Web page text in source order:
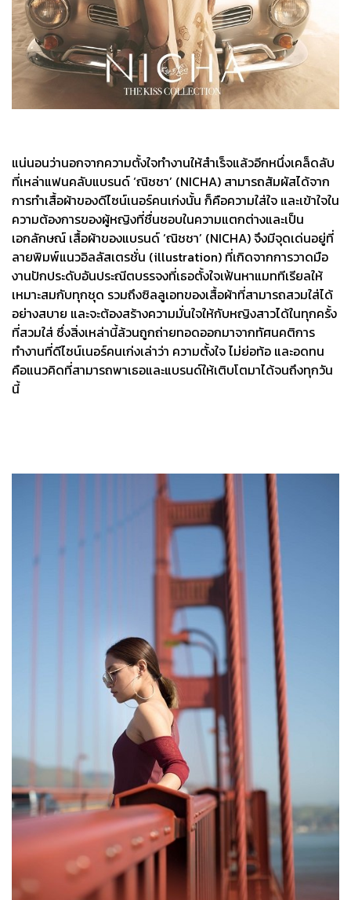
แน่นอนว่านอกจากความตั้งใจทำงานให้สำเร็จแล้วอีกหนึ่งเคล็ดลับ
ที่เหล่าแฟนคลับแบรนด์ ‘ณิชชา’ (NICHA) สามารถสัมผัสได้จาก
การทำเสื้อผ้าของดีไซน์เนอร์คนเก่งนั้น ก็คือความใส่ใจ และเข้าใจใน
ความต้องการของผู้หญิงที่ชื่นชอบในความแตกต่างและเป็น
เอกลักษณ์ เสื้อผ้าของแบรนด์ ‘ณิชชา’ (NICHA) จึงมีจุดเด่นอยู่ที่
ลายพิมพ์แนวอิลลัสเตรชั่น (illustration) ที่เกิดจากการวาดมือ
งานปักประดับอันประณีตบรรจงที่เธอตั้งใจเฟ้นหาแมททีเรียลให้
เหมาะสมกับทุกชุด รวมถึงซิลลูเอทของเสื้อผ้าที่สามารถสวมใส่ได้
อย่างสบาย และจะต้องสร้างความมั่นใจให้กับหญิงสาวได้ในทุกครั้ง
ที่สวมใส่ ซึ่งสิ่งเหล่านี้ล้วนถูกถ่ายทอดออกมาจากทัศนคติการ
ทำงานที่ดีไซน์เนอร์คนเก่งเล่าว่า ความตั้งใจ ไม่ย่อท้อ และอดทน
คือแนวคิดที่สามารถพาเธอและแบรนด์ให้เติบโตมาได้จนถึงทุกวัน
นี้